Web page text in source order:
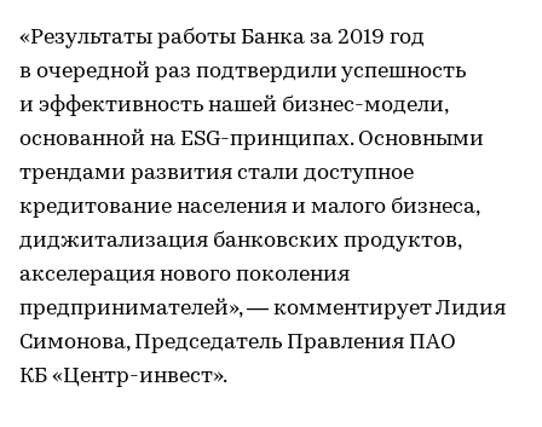
«Результаты работы Банка за 2019 год
в очередной раз подтвердили успешность
и эффективность нашей бизнес-модели,
основанной на ESG-принципах. Основными
трендами развития стали доступное
кредитование населения и малого бизнеса,
диджитализация банковских продуктов,
акселерация нового поколения
предпринимателей», — комментирует Лидия
Симонова, Председатель Правления ПАО
КБ «Центр-инвест».